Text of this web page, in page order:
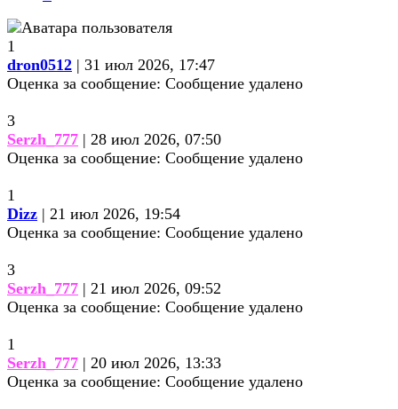
1
dron0512 | 31 июл 2026, 17:47
Оценка за сообщение: Сообщение удалено
3
Serzh_777 | 28 июл 2026, 07:50
Оценка за сообщение: Сообщение удалено
1
Dizz | 21 июл 2026, 19:54
Оценка за сообщение: Сообщение удалено
3
Serzh_777 | 21 июл 2026, 09:52
Оценка за сообщение: Сообщение удалено
1
Serzh_777 | 20 июл 2026, 13:33
Оценка за сообщение: Сообщение удалено